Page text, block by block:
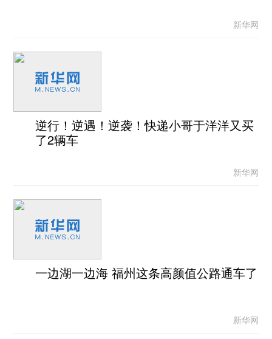
新华网
逆行！逆遇！逆袭！快递小哥于洋洋又买
了2辆车
新华网
一边湖一边海 福州这条高颜值公路通车了
新华网